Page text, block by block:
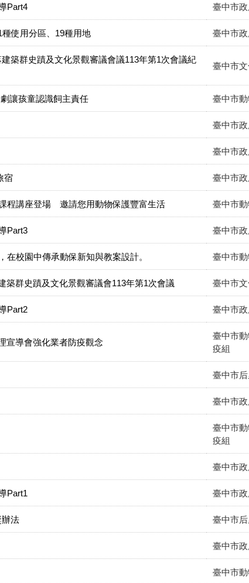
Part4 臺中市
使用分區、19種用地 臺中市
築群史蹟及文化景觀審議會議113年第1次會議紀
臺中市
讓孩童認識飼主責任 臺中市
臺中市
臺中市
宿 臺中市
程講座登場 邀請您用動物保護豐富生活 臺中市
Part3 臺中市
校園中傳承動保新知與教案設計。 臺中市
築群史蹟及文化景觀審議會113年第1次會議 臺中市
Part2 臺中市
宣導會強化業者防疫觀念
臺中市
疫組
臺中市
臺中市
臺中市
疫組
臺中市
Part1 臺中市
法 臺中市
臺中市
臺中市